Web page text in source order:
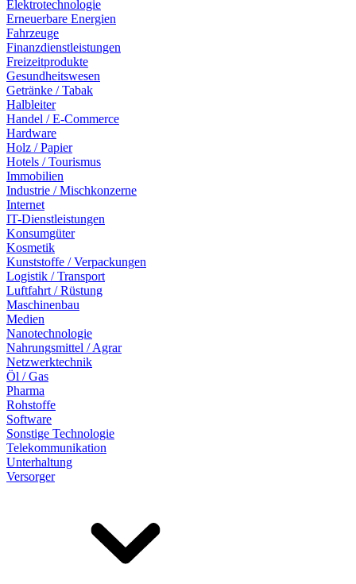
Elektrotechnologie
Erneuerbare Energien
Fahrzeuge
Finanzdienstleistungen
Freizeitprodukte
Gesundheitswesen
Getränke / Tabak
Halbleiter
Handel / E-Commerce
Hardware
Holz / Papier
Hotels / Tourismus
Immobilien
Industrie / Mischkonzerne
Internet
IT-Dienstleistungen
Konsumgüter
Kosmetik
Kunststoffe / Verpackungen
Logistik / Transport
Luftfahrt / Rüstung
Maschinenbau
Medien
Nanotechnologie
Nahrungsmittel / Agrar
Netzwerktechnik
Öl / Gas
Pharma
Rohstoffe
Software
Sonstige Technologie
Telekommunikation
Unterhaltung
Versorger